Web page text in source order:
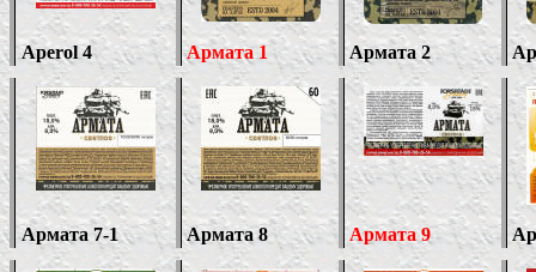
Aperol 4 Армата 1 Армата2
Армата 7-1 Армата 8 Армата 9